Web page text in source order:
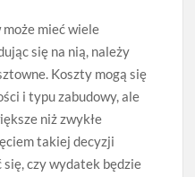
mieć wiele
się na nią, należy
Koszty mogą się
i typu zabudowy, ale
niż zwykłe
takiej decyzji
się, czy wydatek będzie